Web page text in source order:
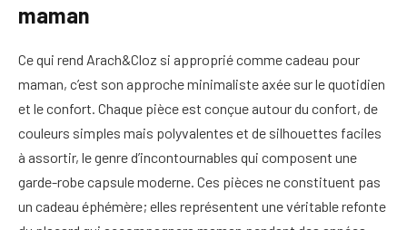
maman
Ce qui rend Arach&Cloz si approprié comme cadeau pour
maman, c’est son approche minimaliste axée sur le quotidien
et le confort. Chaque pièce est conçue autour du confort, de
couleurs simples mais polyvalentes et de silhouettes faciles
à assortir, le genre d’incontournables qui composent une
garde-robe capsule moderne. Ces pièces ne constituent pas
un cadeau éphémère; elles représentent une véritable refonte